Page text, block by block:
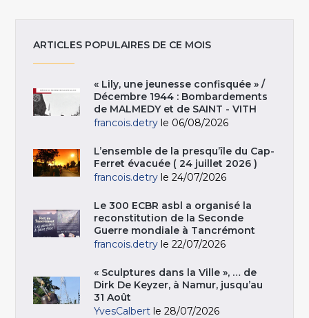
ARTICLES POPULAIRES DE CE MOIS
« Lily, une jeunesse confisquée » /
Décembre 1944 : Bombardements
de MALMEDY et de SAINT - VITH
francois.detry le 06/08/2026
L’ensemble de la presqu’île du Cap-
Ferret évacuée ( 24 juillet 2026 )
francois.detry le 24/07/2026
Le 300 ECBR asbl a organisé la
reconstitution de la Seconde
Guerre mondiale à Tancrémont
francois.detry le 22/07/2026
« Sculptures dans la Ville », … de
Dirk De Keyzer, à Namur, jusqu’au
31 Août
YvesCalbert le 28/07/2026